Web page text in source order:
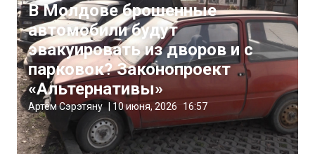
В Молдове брошенные
автомобили будут
эвакуировать из дворов и с
парковок? Законопроект
«Альтернативы»
Артём Сэрэтяну 10 июня, 2026 16:57